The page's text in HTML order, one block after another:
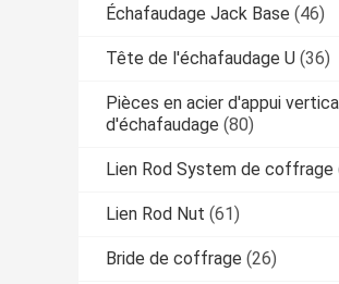
Échafaudage Jack Base (46)
Tête de l'échafaudage U (36)
Pièces en acier d'appui vertical
d'échafaudage (80)
Lien Rod System de coffrage
Lien Rod Nut (61)
Bride de coffrage (26)